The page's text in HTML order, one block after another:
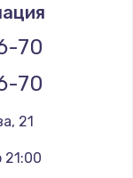
70
70
21